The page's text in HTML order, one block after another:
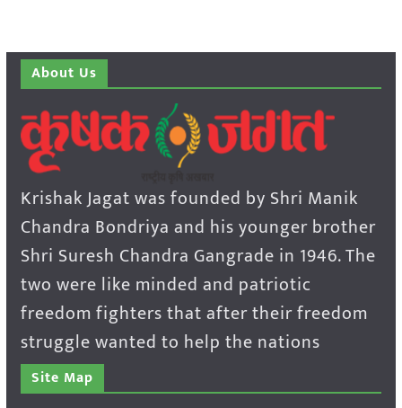
About Us
Krishak Jagat was founded by Shri Manik
Chandra Bondriya and his younger brother
Shri Suresh Chandra Gangrade in 1946. The
two were like minded and patriotic
freedom fighters that after their freedom
struggle wanted to help the nations
Site Map